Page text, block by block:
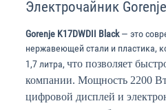
Электрочайник
Gorenje K17DWDII Black— это
нержавеющей стали и пластика,
1,7 литра, что позволяет
компании. Мощность 2200
цифровой дисплей и